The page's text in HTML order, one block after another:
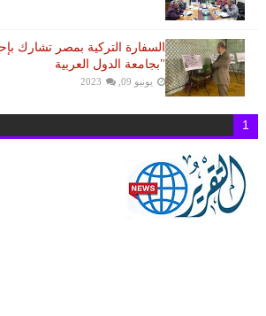
السفارة التركية بمصر تشارك
"بجامعة الدول العربية
يونيو 09, 2023
1